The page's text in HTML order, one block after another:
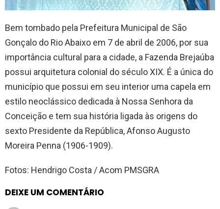
Bem tombado pela Prefeitura Municipal de São
Gonçalo do Rio Abaixo em 7 de abril de 2006, por sua
importância cultural para a cidade, a Fazenda Brejaúba
possui arquitetura colonial do século XIX. É a única do
município que possui em seu interior uma capela em
estilo neoclássico dedicada à Nossa Senhora da
Conceição e tem sua história ligada às origens do
sexto Presidente da República, Afonso Augusto
Moreira Penna (1906-1909).
Fotos: Hendrigo Costa / Acom PMSGRA
DEIXE UM COMENTÁRIO